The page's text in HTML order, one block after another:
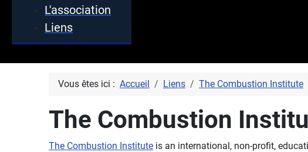
L'association
Liens
Vous êtes ici : Accueil Liens The Combustion Institute
The Combustion
The Combustion Institute is an international, non-profit,